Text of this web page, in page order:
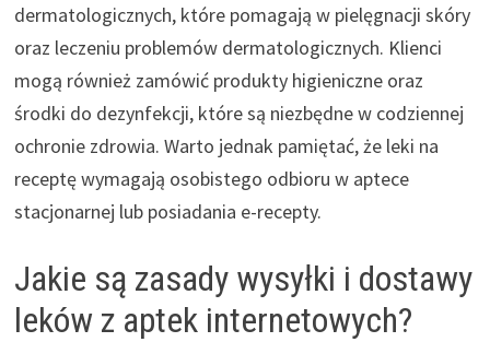
dermatologicznych, które pomagają w pielęgnacji skóry
oraz leczeniu problemów dermatologicznych. Klienci
mogą również zamówić produkty higieniczne oraz
środki do dezynfekcji, które są niezbędne w codziennej
ochronie zdrowia. Warto jednak pamiętać, że leki na
receptę wymagają osobistego odbioru w aptece
stacjonarnej lub posiadania e-recepty.
Jakie są zasady wysyłki i dostawy
leków z aptek internetowych?